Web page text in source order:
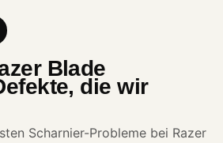
Blade
die wir
Scharnier-Probleme bei Razer